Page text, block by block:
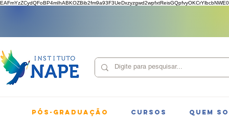
PÓS-GRADUAÇÃO CURSOS QUEM